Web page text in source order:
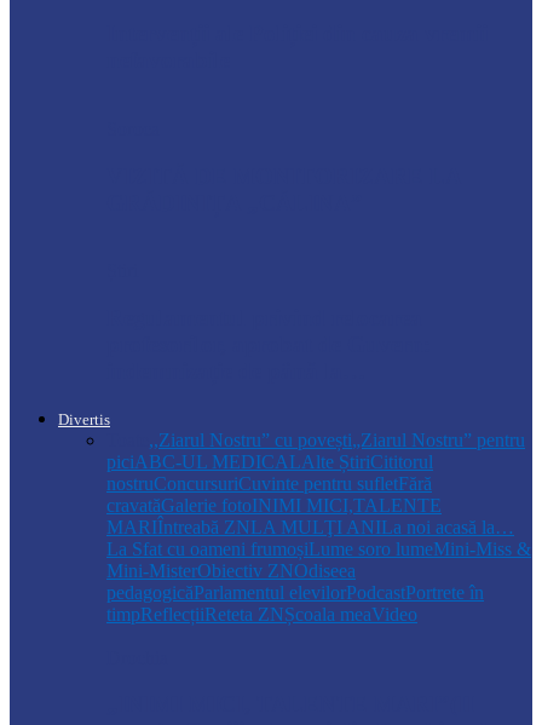
Divertis
,,Ziarul Nostru” cu povești„Ziarul Nostru” pentru
piciABC-UL MEDICALAlte ȘtiriCititorul
nostruConcursuriCuvinte pentru sufletFără
cravatăGalerie fotoINIMI MICI,TALENTE
MARIÎntreabă ZNLA MULŢI ANILa noi acasă la…
La Sfat cu oameni frumoșiLume soro lumeMini-Miss &
Mini-MisterObiectiv ZNOdiseea
pedagogicăParlamentul elevilorPodcastPortrete în
timpReflecțiiReteta ZNȘcoala meaVideo